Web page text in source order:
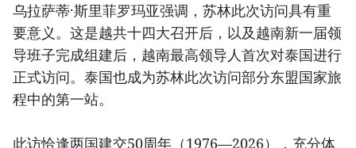
乌拉萨蒂·斯里菲罗玛亚强调，苏林此次访问具有重
要意义。这是越共十四大召开后，以及越南新一届领
导班子完成组建后，越南最高领导人首次对泰国进行
正式访问。泰国也成为苏林此次访问部分东盟国家旅
程中的第一站。
此访恰逢两国建交50周年（1976—2026），充分体